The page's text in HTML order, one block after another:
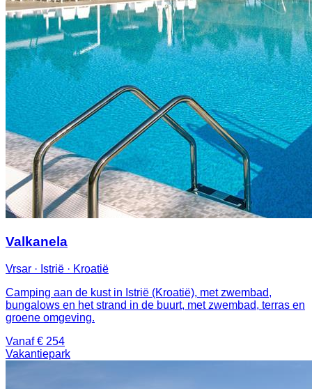
Valkanela
Vrsar · Istrië · Kroatië
Camping aan de kust in Istrië (Kroatië), met zwembad,
bungalows en het strand in de buurt, met zwembad, terras en
groene omgeving.
Vanaf € 254
Vakantiepark